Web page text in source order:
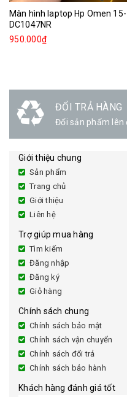
Màn hình laptop Hp Omen 15-
DC1047NR
950.000₫
ĐỔI TRẢ HÀNG
Đổi sản phẩm lên
Giới thiệu chung
Sản phẩm
Trang chủ
Giới thiệu
Liên hệ
Trợ giúp mua hàng
Tìm kiếm
Đăng nhập
Đăng ký
Giỏ hàng
Chính sách chung
Chính sách bảo mật
Chính sách vận chuyển
Chính sách đổi trả
Chính sách bảo hành
Khách hàng đánh giá tốt